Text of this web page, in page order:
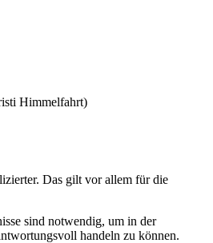
Himmelfahrt)
Das gilt vor allem für die
sind notwendig, um in der
handeln zu können.